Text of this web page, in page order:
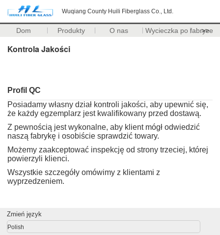
Wuqiang County Huili Fiberglass Co., Ltd.
Dom Produkty O nas Wycieczka po fabryce
>>
Kontrola Jakości
Profil QC
Posiadamy własny dział kontroli jakości, aby upewnić się,
że każdy egzemplarz jest kwalifikowany przed dostawą.
Z pewnością jest wykonalne, aby klient mógł odwiedzić
naszą fabrykę i osobiście sprawdzić towary.
Możemy zaakceptować inspekcję od strony trzeciej, której
powierzyli klienci.
Wszystkie szczegóły omówimy z klientami z
wyprzedzeniem.
Zmień język
Polish